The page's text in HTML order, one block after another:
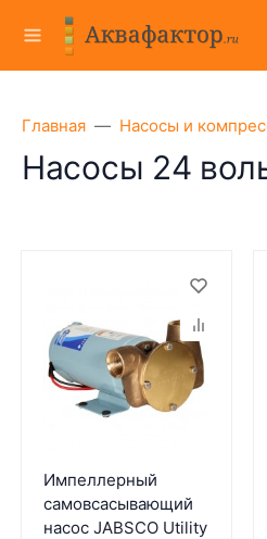
Главная Насосы и
Насосы 24
Импеллерный
самовсасывающий
насос JABSCO Utility